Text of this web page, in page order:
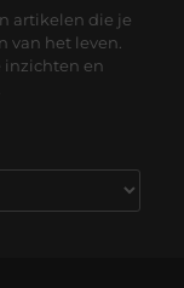
artikelen die je
van het leven.
inzichten en